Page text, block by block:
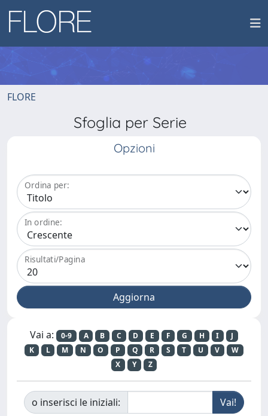
FLORE
Sfoglia per Serie
Opzioni
Ordina per:
In ordine:
Risultati/Pagina
Vai a: 0-9 A B C D E F G H I
J
K
L M N O P Q R S T U V
W
X
Y Z
o inserisci le iniziali: